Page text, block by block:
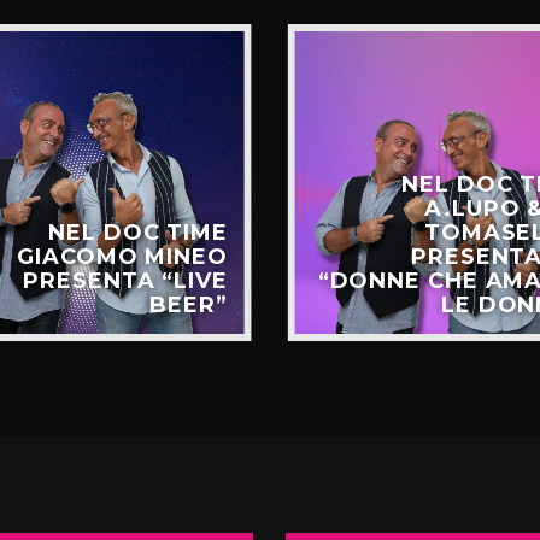
NEL DOC TIME
GIACOMO MINEO
PRESENTA “LIVE
BEER”
NEL DOC
A.LUPO
“DONNE CHE
LE